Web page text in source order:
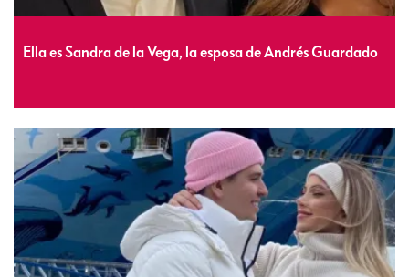
Ella es Sandra de la Vega, la esposa de Andrés Guardado